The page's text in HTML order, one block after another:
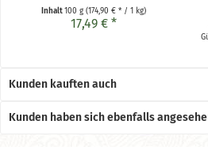
Inhalt100 g (174,90 € * / 1 kg)
17,49 € *
Kunden kauften auch
Kunden haben sich ebenfalls